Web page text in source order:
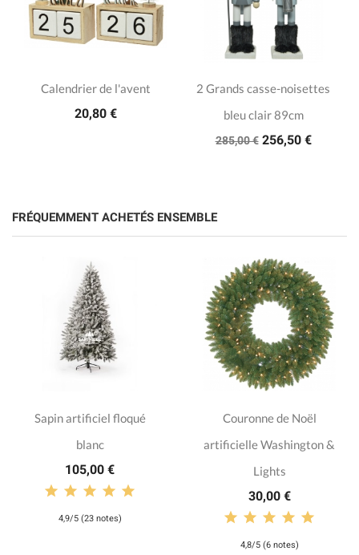
Calendrier de l'avent
20,80 €
2 Grands casse-noisettes
bleu clair 89cm
285,00 € 256,50 €
FRÉQUEMMENT ACHETÉS ENSEMBLE
Sapin artificiel floqué
blanc
105,00 €
4,9/5 (23 notes)
Couronne de Noël
artificielle Washington &
Lights
30,00 €
4,8/5 (6 notes)